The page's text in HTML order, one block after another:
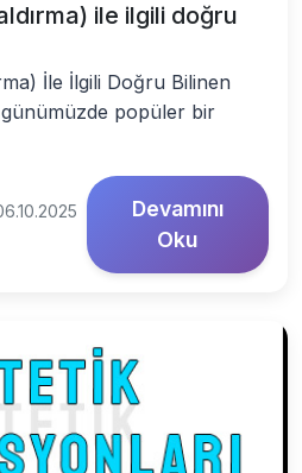
ile ilgili doğru
İle İlgili Doğru Bilinen
popüler bir
Devamını
Oku